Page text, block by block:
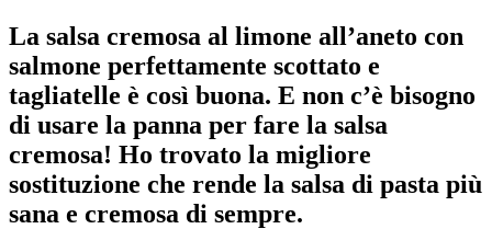
La salsa cremosa al limone all’aneto con
salmone perfettamente scottato e
tagliatelle è così buona. E non c’è bisogno
di usare la panna per fare la salsa
cremosa! Ho trovato la migliore
sostituzione che rende la salsa di pasta più
sana e cremosa di sempre.